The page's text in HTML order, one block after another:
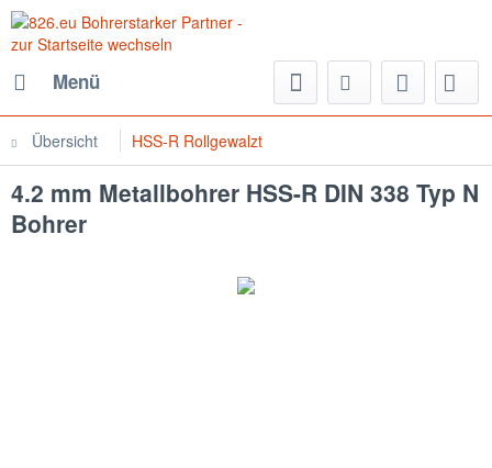
Menü
Übersicht HSS-R Rollgewalzt
4.2 mm Metallbohrer HSS-R DIN 338 Typ N
Bohrer